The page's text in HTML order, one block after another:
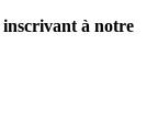
inscrivant à notre